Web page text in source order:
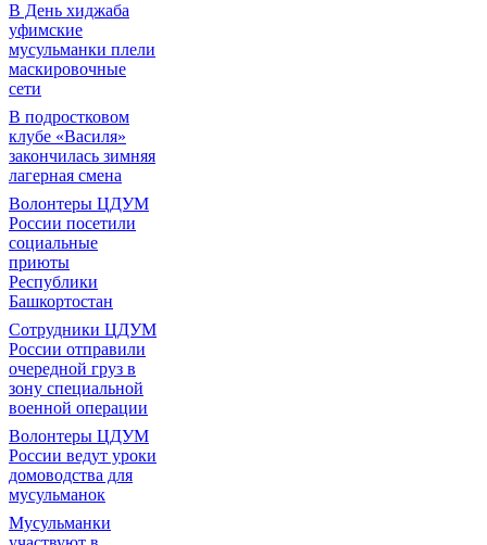
В День хиджаба
уфимские
мусульманки плели
маскировочные
сети
В подростковом
клубе «Василя»
закончилась зимняя
лагерная смена
Волонтеры ЦДУМ
России посетили
социальные
приюты
Республики
Башкортостан
Сотрудники ЦДУМ
России отправили
очередной груз в
зону специальной
военной операции
Волонтеры ЦДУМ
России ведут уроки
домоводства для
мусульманок
Мусульманки